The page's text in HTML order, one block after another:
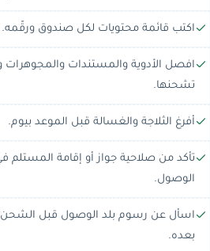
اكتب قائمة محتويات لكل صندوق ورقّمه.
افصل الأدوية والمستندات والمجوهرات
تشحنها.
أفرغ الثلاجة والغسالة قبل الموعد بيوم.
تأكد من صلاحية جواز أو إقامة المستلم
الوصول.
اسأل عن رسوم بلد الوصول قبل الشحن
بعده.